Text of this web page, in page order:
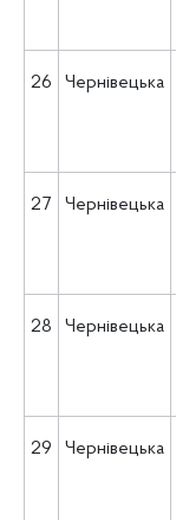
26 Чернівецька
27 Чернівецька
28 Чернівецька
29 Чернівецька